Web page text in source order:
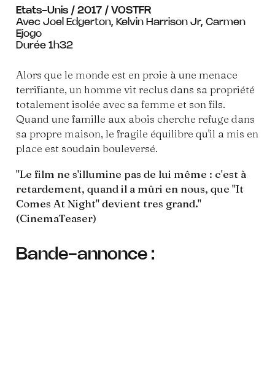
Etats-Unis / 2017 / VOSTFR
Avec Joel Edgerton, Kelvin Harrison Jr, Carmen
Ejogo
Durée 1h32
Alors que le monde est en proie à une menace
terrifiante, un homme vit reclus dans sa propriété
totalement isolée avec sa femme et son fils.
Quand une famille aux abois cherche refuge dans
sa propre maison, le fragile équilibre qu'il a mis en
place est soudain bouleversé.
"Le film ne s'illumine pas de lui même : c'est à
retardement, quand il a mûri en nous, que "It
Comes At Night" devient tres grand."
(CinemaTeaser)
Bande-annonce :